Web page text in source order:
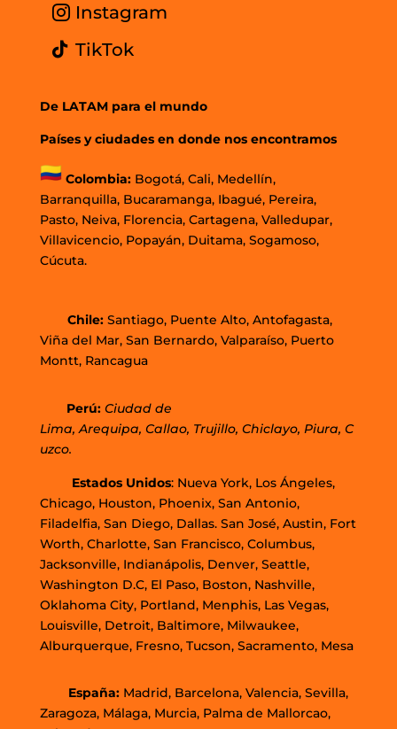
Instagram
TikTok
De LATAM para el mundo
Países y ciudades en donde nos encontramos
Colombia: Bogotá,Cali, Medellín,
Barranquilla,Bucaramanga,Ibagué,Pereira,
Pasto, Neiva, Florencia, Cartagena, Valledupar,
Villavicencio,Popayán, Duitama, Sogamoso,
Cúcuta.
Chile:Santiago, Puente Alto, Antofagasta,
Viña del Mar, San Bernardo, Valparaíso, Puerto
Montt, Rancagua
Perú: Ciudad de
Lima, Arequipa, Callao, Trujillo, Chiclayo, Piura, C
uzco.
Estados Unidos: Nueva York, Los Ángeles,
Chicago, Houston, Phoenix, San Antonio,
Filadelfia, San Diego, Dallas. San José, Austin, Fort
Worth, Charlotte, San Francisco, Columbus,
Jacksonville, Indianápolis, Denver, Seattle,
Washington D.C, El Paso, Boston, Nashville,
Oklahoma City, Portland, Menphis, Las Vegas,
Louisville, Detroit, Baltimore, Milwaukee,
Alburquerque, Fresno, Tucson, Sacramento, Mesa
España: Madrid, Barcelona, Valencia, Sevilla,
Zaragoza, Málaga, Murcia, Palma de Mallorcao,